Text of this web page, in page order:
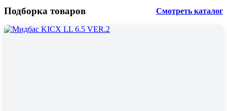
Подборка товаров Смотреть каталог